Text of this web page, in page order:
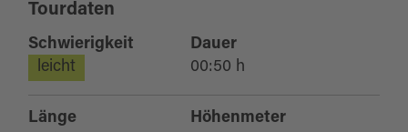
Tourdaten
Schwierigkeit
leicht
Dauer
00:50 h
Länge
Höhenmeter